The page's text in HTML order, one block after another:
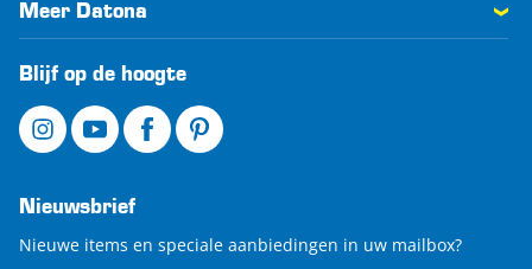
Meer Datona
Blijf op de hoogte
Nieuwsbrief
Nieuwe items en speciale aanbiedingen in uw mailbox?